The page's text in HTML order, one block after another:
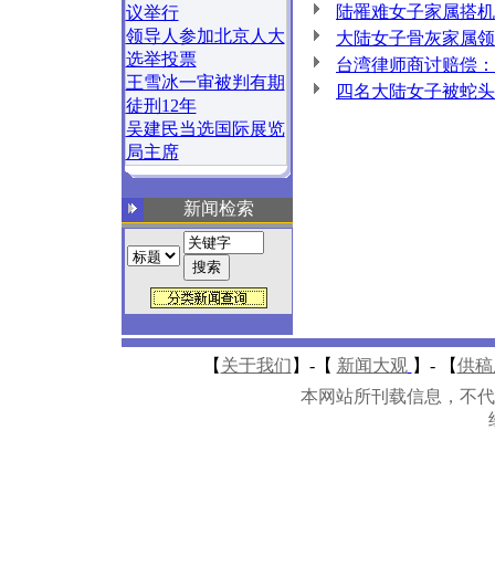
议举行
领导人参加北京人大
选举投票
王雪冰一审被判有期
徒刑12年
吴建民当选国际展览
局主席
新闻检索
陆罹难女子家属搭
大陆女子骨灰家属
台湾律师商讨赔偿
四名大陆女子被蛇
【 关于我们 】-【 新闻大观 】- 【供
本网站所刊载信息，不